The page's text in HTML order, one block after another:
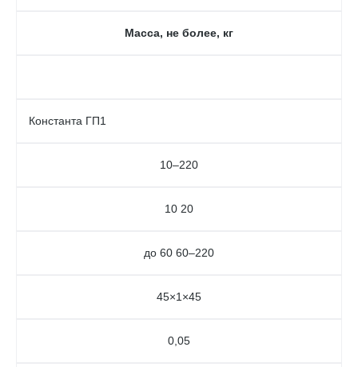
Масса, не более, кг
Константа ГП1
10–220
10 20
до 60 60–220
45×1×45
0,05